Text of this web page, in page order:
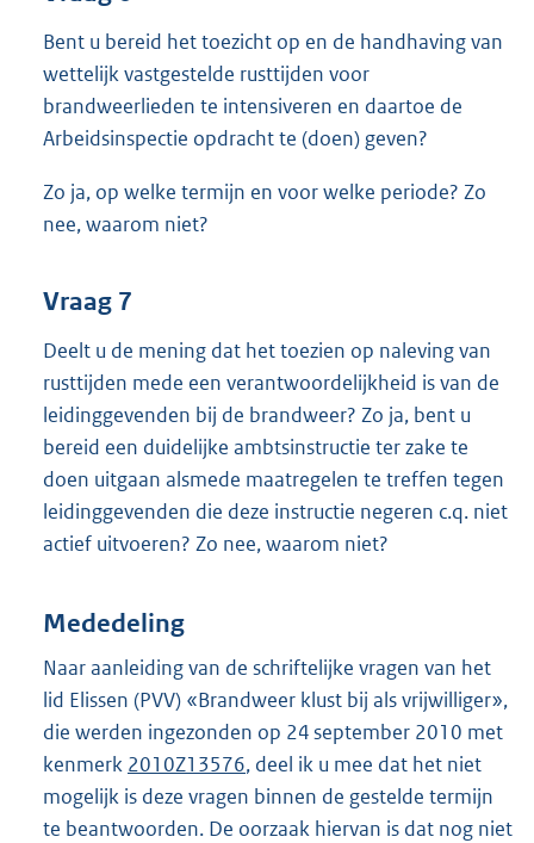
Bent u bereid het toezicht op en de handhaving van
wettelijk vastgestelde rusttijden voor
brandweerlieden te intensiveren en daartoe de
Arbeidsinspectie opdracht te (doen) geven?
Zo ja, op welke termijn en voor welke periode? Zo
nee, waarom niet?
Vraag 7
Deelt u de mening dat het toezien op naleving van
rusttijden mede een verantwoordelijkheid is van de
leidinggevenden bij de brandweer? Zo ja, bent u
bereid een duidelijke ambtsinstructie ter zake te
doen uitgaan alsmede maatregelen te treffen tegen
leidinggevenden die deze instructie negeren c.q. niet
actief uitvoeren? Zo nee, waarom niet?
Mededeling
Naar aanleiding van de schriftelijke vragen van het
lid Elissen (PVV) «Brandweer klust bij als vrijwilliger»,
die werden ingezonden op 24 september 2010 met
kenmerk 2010Z13576, deel ik u mee dat het niet
mogelijk is deze vragen binnen de gestelde termijn
te beantwoorden. De oorzaak hiervan is dat nog niet